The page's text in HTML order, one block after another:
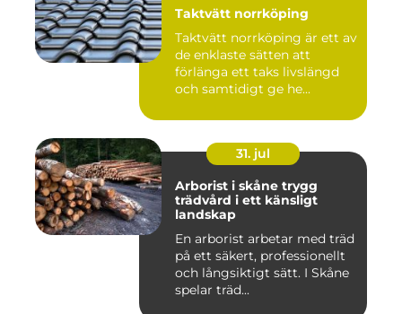
Taktvätt norrköping
Taktvätt norrköping är ett av
de enklaste sätten att
förlänga ett taks livslängd
och samtidigt ge he...
31. jul
Arborist i skåne trygg
trädvård i ett känsligt
landskap
En arborist arbetar med träd
på ett säkert, professionellt
och långsiktigt sätt. I Skåne
spelar träd...